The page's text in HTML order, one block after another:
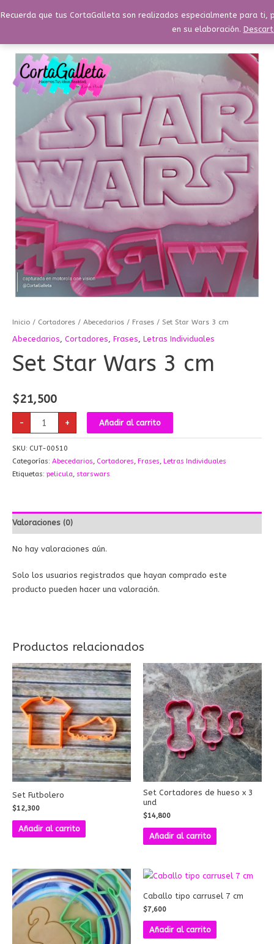
Recuerda que tus CortaGalleta son realizados especialmente para
en su elaboración.
al
Menú
Menú
Buscar
Inicio / Cortadores / Abecedarios / Frases / Set Star Wars 3 cm
Abecedarios, Cortadores, Frases, Letras Individuales
Set Star Wars 3 cm
$21,500
-
Set
Star
Wars
3
cm
cantidad
+ Añadir al carrito
SKU: CUT-00510
Categorías: Abecedarios, Cortadores, Frases, Letras Individuales
Etiquetas: pelicula, starswars
Valoraciones (0)
No hay valoraciones aún.
Solo los usuarios registrados que hayan comprado este
producto pueden hacer una valoración.
Productos relacionados
Set Futbolero
$12,300
Añadir al carrito
Set Cortadores de hueso x 3
und
$14,800
Añadir al carrito
Caballo tipo carrusel 7 cm
$7,600
Añadir al carrito